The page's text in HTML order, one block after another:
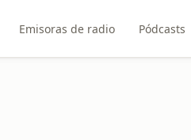
Emisoras de radio Pódcasts